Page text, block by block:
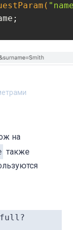
"
на
также